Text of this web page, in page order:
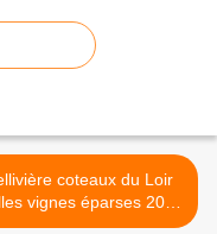
coteaux du Loir
vignes éparses 2002
>